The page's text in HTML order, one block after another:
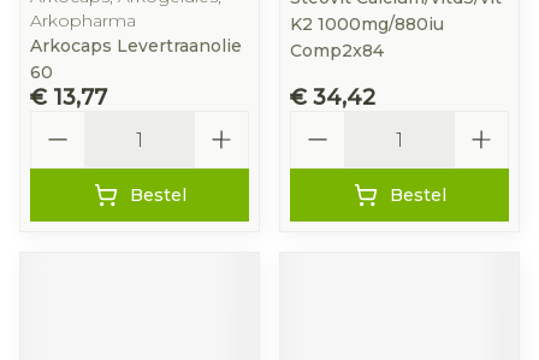
Arkopharma
Arkocaps Levertraanolie
60
€ 13,77
Bestel
K2 1000mg/880iu
Comp2x84
€ 34,42
Bestel